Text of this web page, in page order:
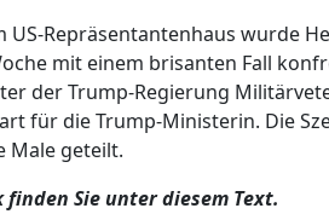
Repräsentantenhaus wurde
mit einem brisanten Fall
der Trump-Regierung
für die Trump-Ministerin. Die
Male geteilt.
Sie unter diesem Text.